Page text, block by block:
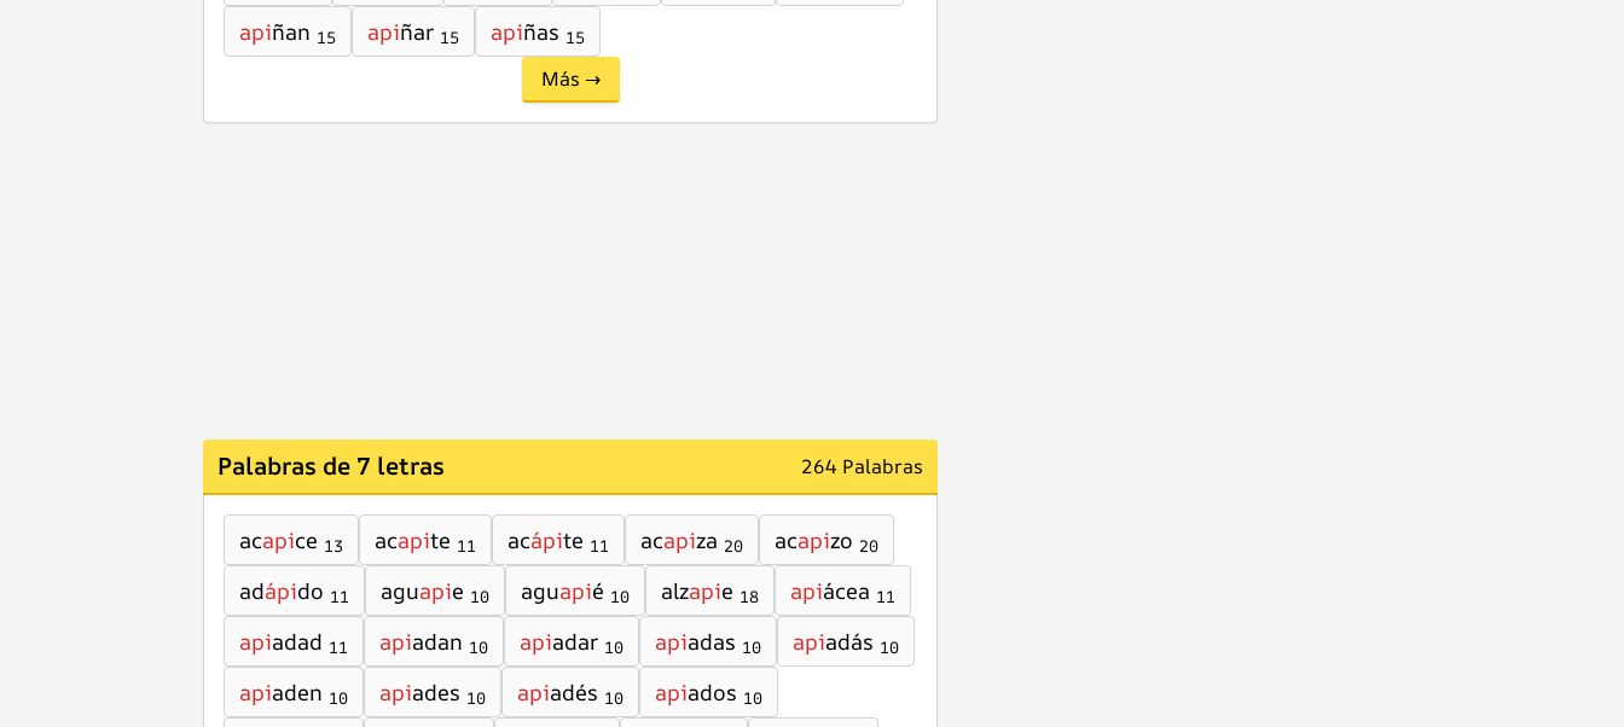
apiñan 15 apiñar 15 apiñas 15
Más →
Palabras de 7 letras 264 Palabras
acapice 13 acapite 11 acápite 11 acapiza 20 acapizo 20
adápido 11 aguapie 10 aguapié 10 alzapie 18 apiácea 11
apiadad 11 apiadan 10 apiadar 10 apiadas 10 apiadás 10
apiaden 10 apiades 10 apiadés 10 apiados 10